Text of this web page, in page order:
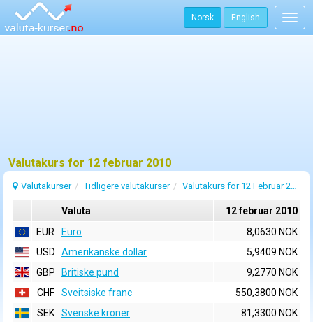
Norsk English
Valutakurs for 12 februar 2010
Valutakurser Tidligere valutakurser Valutakurs for 12 Februar 2010
Valuta
12 februar 2010
EUR
Euro
8,0630 NOK
USD
Amerikanske dollar
5,9409 NOK
GBP
Britiske pund
9,2770 NOK
CHF
Sveitsiske franc
550,3800 NOK
SEK
Svenske kroner
81,3300 NOK